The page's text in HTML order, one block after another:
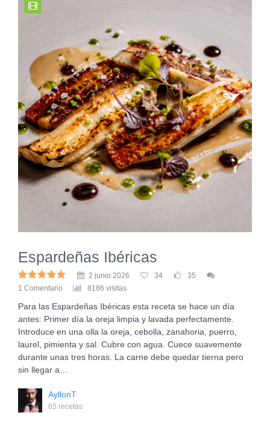
Espardeñas Ibéricas
2 junio 2026 34
35
1 Comentario
8186 visitas
Para las Espardeñas Ibéricas esta receta se hace un día
antes: Primer día la oreja limpia y lavada perfectamente.
Introduce en una olla la oreja, cebolla, zanahoria, puerro,
laurel, pimienta y sal. Cubre con agua. Cuece suavemente
durante unas tres horas. La carne debe quedar tierna pero
sin llegar a…
AyllonT
65 recetas